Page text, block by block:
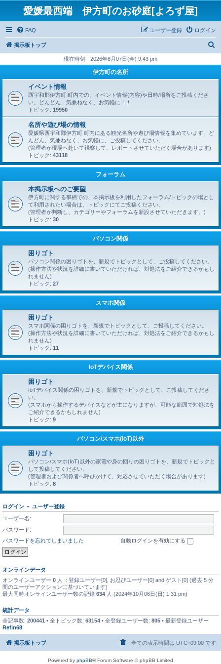
愛媛最西端 伊方町のお砂庭[よろず屋]
FAQ ログイン
ユーザー登録
掲示板トップ
現在時刻 - 2026年8月07日(金) 9:43 pm
伊方町の名所
イベント情報
西宇和郡伊方町 町内での、イベント情報(内容)や日時/場所をご投稿くださ
い。どんどん、気兼ねなく、お気軽に！！
トピック: 19950
名所や遊び場の情報
愛媛県西宇和郡伊方町 町内にある観光名所や遊び場情報を集めています。ど
んどん、気兼ねなく、お気軽に、ご投稿してください。
(管理者が現場へ赴いて視察して、レポートさせていただく場合があります)
トピック: 43118
フォーラム
本掲示板へのご要望
伊方町に関する事柄での、本掲示板を利用したフォーラム/トピックの場とし
て利用されたい場合は、トピックにてご投稿ください。
(管理者が判断し、カテゴリーやフォーラムを新設させていただきます。)
トピック: 30
パソコン関係
困りゴト
パソコン関係の困りゴトを、新規でトピックとして、ご投稿してください。
(操作方法や状況を詳細に書いていただければ、対処法をご紹介できるかもし
れません)
トピック: 27
スマホ関係
困りゴト
スマホ関係の困りゴトを、新規でトピックとして、ご投稿してください。
(操作方法や状況を詳細に書いていただければ、対処法をご紹介できるかもし
れません)
トピック: 11
IoTデバイス関係
困りゴト
IoTデバイス関係の困りゴトを、新規でトピックとして、ご投稿してくださ
い。
(スマホから操作するデバイスなどが主になりますが、可能な範囲で対処法を
ご紹介できるかもしれません)
トピック: 9
パソコン/スマホ(IoT)以外
困りゴト
パソコン/スマホ(IoT)以外の家電や身の回りの困りゴトを、新規でトピックと
して投稿してください。
(管理者および関係者へ呼びかけて、対応させていただく場合があります)
トピック: 8
ログイン • ユーザー登録
ユーザー名:
パスワード:
パスワードを忘れてしまいました
自動ログインを有効にする
オンラインデータ
オンラインユーザー 0 人 :: 登録ユーザー[0], お忍びユーザー[0] and ゲスト[0] (過去 5 分
間のユーザーアクションに基づいています)
最大同時オンラインユーザー数の記録 634 人 (2024年10月06日(日) 1:31 pm)
統計データ
全記事数: 200441 • 全トピック数: 63154 • 全登録ユーザー数: 805 • 最新登録ユーザー
Refin68
掲示板トップ 全ての表示時間は UTC+09:00 です
Powered by phpBB® Forum Software © phpBB Limited